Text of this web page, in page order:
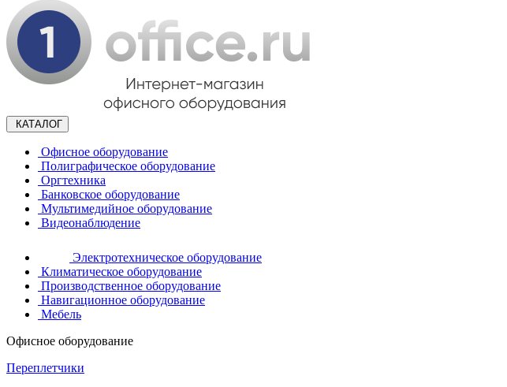
КАТАЛОГ
Офисное оборудование
Полиграфическое оборудование
Оргтехника
Банковское оборудование
Мультимедийное оборудование
Видеонаблюдение
Электротехническое оборудование
Климатическое оборудование
Производственное оборудование
Навигационное оборудование
Мебель
Офисное оборудование
Переплетчики